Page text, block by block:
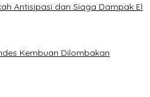
Antisipasi dan Siaga Dampak El
Kembuan Dilombakan